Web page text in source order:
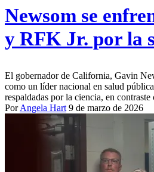
Newsom se
y RFK Jr. por la
El gobernador de California, Gavin
como un líder nacional en salud
respaldadas por la ciencia, en
PorAngela Hart 9 de marzo de 2026